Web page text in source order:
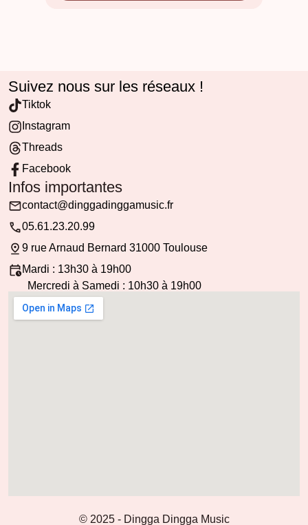
Suivez nous sur les réseaux !
Tiktok
Instagram
Threads
Facebook
Infos importantes
contact@dinggadinggamusic.fr
05.61.23.20.99
9 rue Arnaud Bernard 31000 Toulouse
Mardi : 13h30 à 19h00
Mercredi à Samedi : 10h30 à 19h00
© 2025 - Dingga Dingga Music